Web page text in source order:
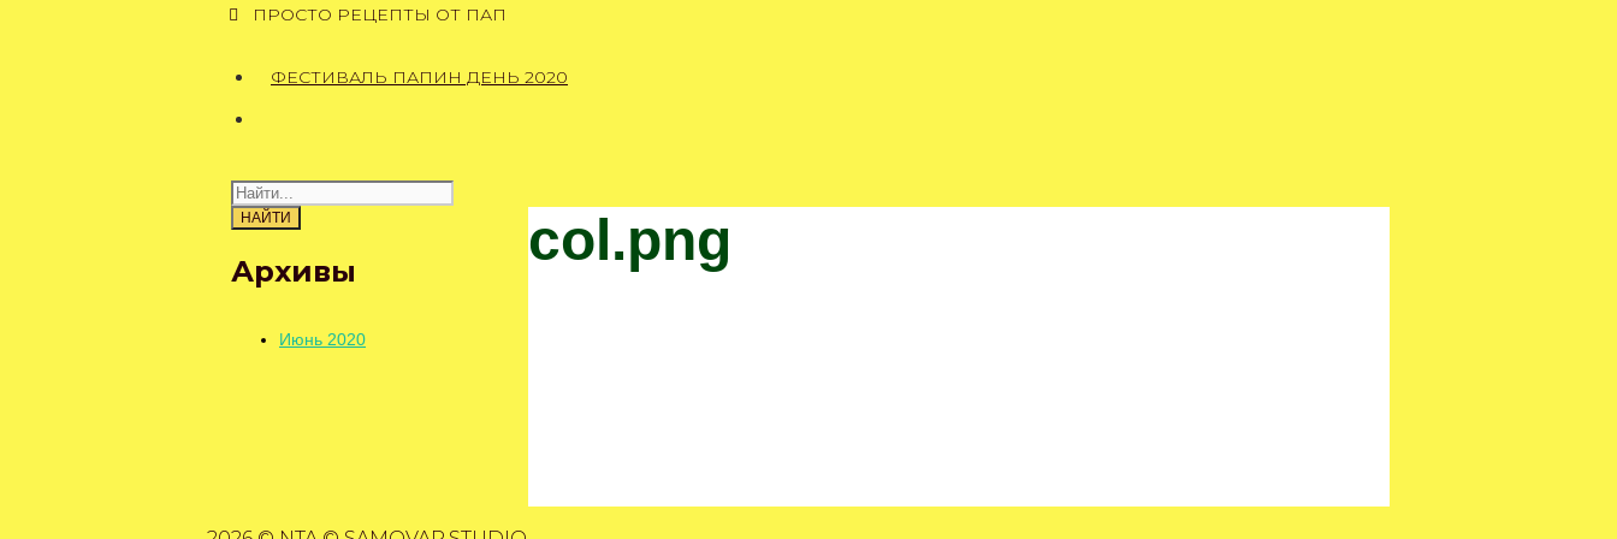
ПРОСТО РЕЦЕПТЫ ОТ ПАП
ФЕСТИВАЛЬ ПАПИН ДЕНЬ 2020
col.png
Поиск:
Архивы
Июнь 2020